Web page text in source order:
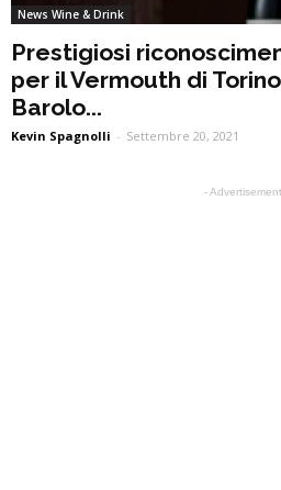
News Wine & Drink
Prestigiosi
per il Vermouth di
Barolo...
Kevin Spagnolli - Settembre 20, 2021
-